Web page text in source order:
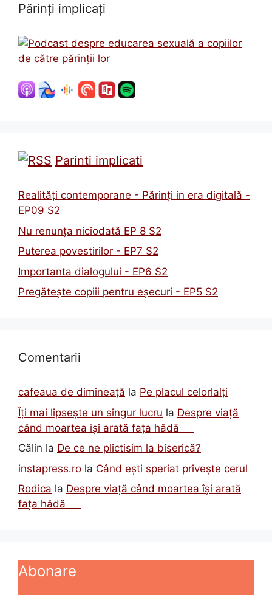
Părinți implicați
Parinti implicati
Realități contemporane - Părinți in era digitală -
EP09 S2
Nu renunța niciodată EP 8 S2
Puterea povestirilor - EP7 S2
Importanta dialogului - EP6 S2
Pregătește copiii pentru eșecuri - EP5 S2
Comentarii
cafeaua de dimineață la Pe placul celorlalți
Îți mai lipsește un singur lucru la Despre viață
când moartea își arată fața hâdă
Călin la De ce ne plictisim la biserică?
instapress.ro la Când ești speriat privește cerul
Rodica la Despre viață când moartea își arată
fața hâdă
Abonare